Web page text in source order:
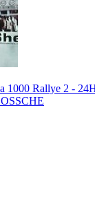
1000 Rallye 2 -